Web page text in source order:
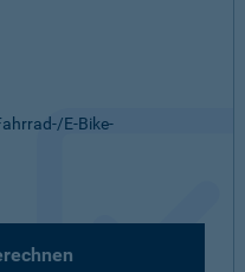
E-Bike-